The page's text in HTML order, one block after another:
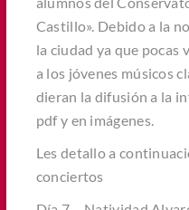
Castillo». Debido a la
la ciudad ya que pocas
a los jóvenes músicos
dieran la difusión a la
pdf y en imágenes.
Les detallo a
conciertos